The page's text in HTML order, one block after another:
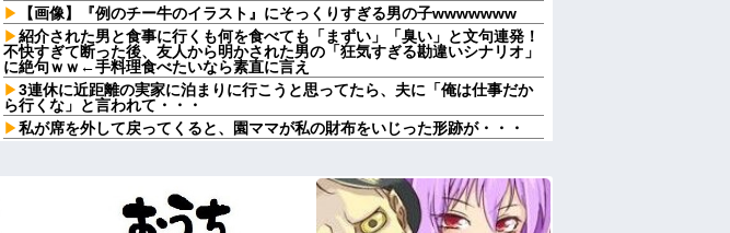
【画像】『例のチー牛のイラスト』にそっくりすぎる男の子wwwwwww
紹介された男と食事に行くも何を食べても「まずい」「臭い」と文句連発！
不快すぎて断った後、友人から明かされた男の「狂気すぎる勘違いシナリオ」
に絶句ｗｗ←手料理食べたいなら素直に言え
3連休に近距離の実家に泊まりに行こうと思ってたら、夫に「俺は仕事だか
ら行くな」と言われて・・・
私が席を外して戻ってくると、園ママが私の財布をいじった形跡が・・・
同僚男性とのお付き合いを断ったら「理屈に合わない主張を振りかざす感情
的なヒステリー女」と言いふらされて・・・